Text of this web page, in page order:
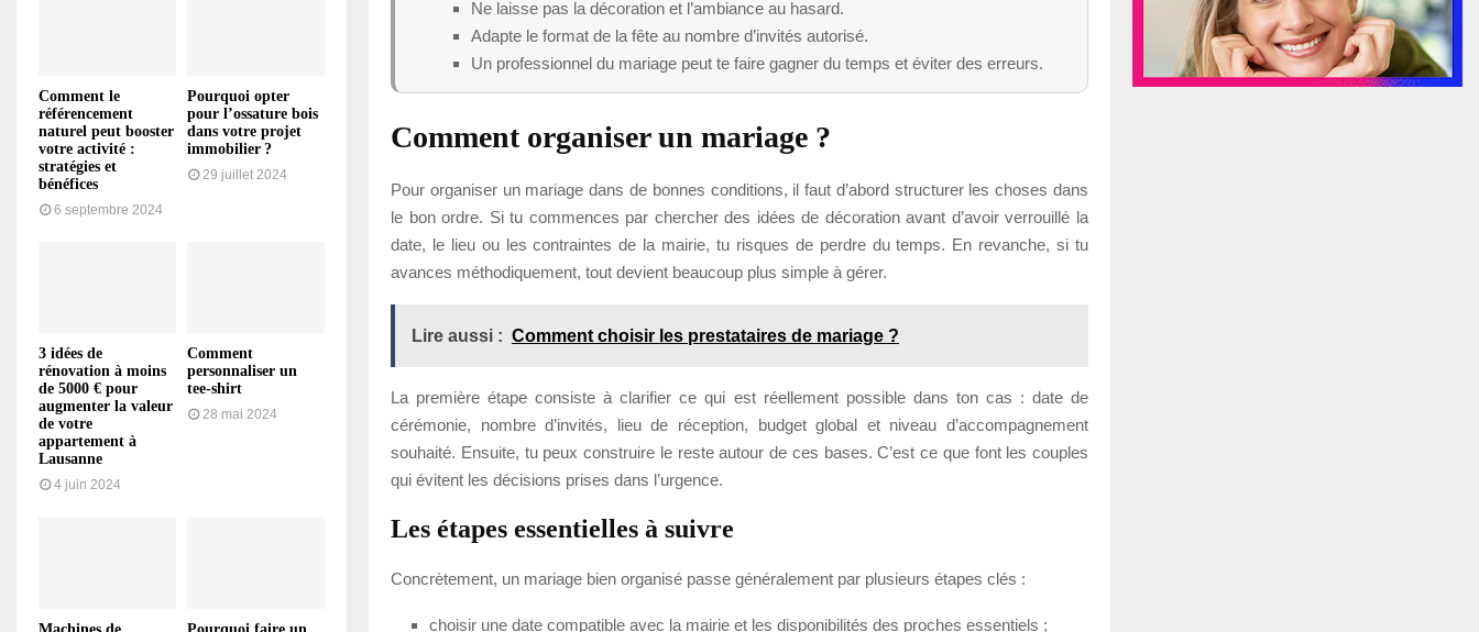
Ne laisse pas la décoration et l’ambiance au hasard.
Adapte le format de la fête au nombre d’invités autorisé.
Un professionnel du mariage peut te faire gagner du temps et éviter des erreurs.
Comment organiser un mariage ?
Pour organiser un mariage dans de bonnes conditions, il faut d’abord structurer les choses dans
le bon ordre. Si tu commences par chercher des idées de décoration avant d’avoir verrouillé la
date, le lieu ou les contraintes de la mairie, tu risques de perdre du temps. En revanche, si tu
avances méthodiquement, tout devient beaucoup plus simple à gérer.
Lire aussi : Comment choisir les prestataires de mariage ?
La première étape consiste à clarifier ce qui est réellement possible dans ton cas : date de
cérémonie, nombre d’invités, lieu de réception, budget global et niveau d’accompagnement
souhaité. Ensuite, tu peux construire le reste autour de ces bases. C’est ce que font les couples
qui évitent les décisions prises dans l’urgence.
Les étapes essentielles à suivre
Concrètement, un mariage bien organisé passe généralement par plusieurs étapes clés :
choisir une date compatible avec la mairie et les disponibilités des proches essentiels ;
Comment le
référencement
naturel peut booster
votre activité :
stratégies et
bénéfices
6 septembre 2024
Pourquoi opter
pour l’ossature bois
dans votre projet
immobilier ?
29 juillet 2024
3 idées de
rénovation à moins
de 5000 € pour
augmenter la valeur
de votre
appartement à
Lausanne
4 juin 2024
Comment
personnaliser un
tee-shirt
28 mai 2024